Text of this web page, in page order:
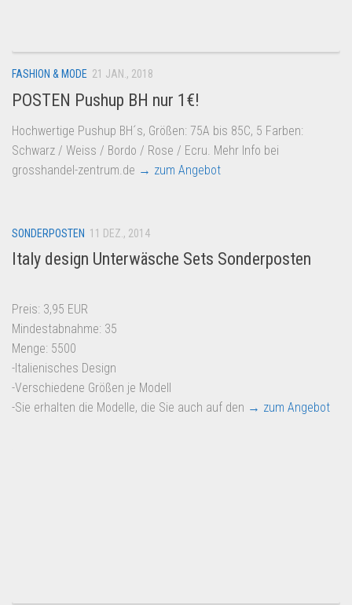
FASHION & MODE 21 JAN., 2018
POSTEN Pushup BH nur 1€!
Hochwertige Pushup BH´s, Größen: 75A bis 85C, 5 Farben:
Schwarz / Weiss / Bordo / Rose / Ecru. Mehr Info bei
grosshandel-zentrum.de → zum Angebot
SONDERPOSTEN 11 DEZ., 2014
Italy design Unterwäsche Sets Sonderposten
Preis: 3,95 EUR
Mindestabnahme: 35
Menge: 5500
-Italienisches Design
-Verschiedene Größen je Modell
-Sie erhalten die Modelle, die Sie auch auf den → zum Angebot